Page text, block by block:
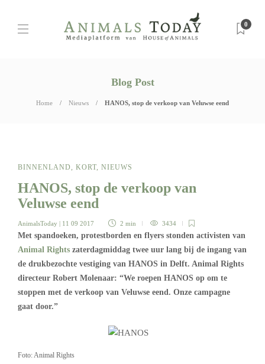
0
Blog Post
Home Nieuws HANOS, stop de verkoop van Veluwse eend
BINNENLAND, KORT, NIEUWS
HANOS, stop de verkoop van
Veluwse eend
AnimalsToday | 11 09 2017 2 min 3434
Met spandoeken, protestborden en flyers stonden activisten van
Animal Rights zaterdagmiddag twee uur lang bij de ingang van
de drukbezochte vestiging van HANOS in Delft. Animal Rights
directeur Robert Molenaar: “We roepen HANOS op om te
stoppen met de verkoop van Veluwse eend. Onze campagne
gaat door.”
Foto: Animal Rights